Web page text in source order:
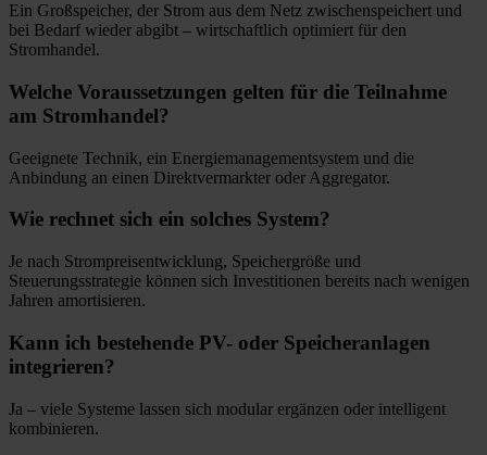
Ein Großspeicher, der Strom aus dem Netz zwischenspeichert und
bei Bedarf wieder abgibt – wirtschaftlich optimiert für den
Stromhandel.
Welche Voraussetzungen gelten für die Teilnahme
am Stromhandel?
Geeignete Technik, ein Energiemanagementsystem und die
Anbindung an einen Direktvermarkter oder Aggregator.
Wie rechnet sich ein solches System?
Je nach Strompreisentwicklung, Speichergröße und
Steuerungsstrategie können sich Investitionen bereits nach wenigen
Jahren amortisieren.
Kann ich bestehende PV- oder Speicheranlagen
integrieren?
Ja – viele Systeme lassen sich modular ergänzen oder intelligent
kombinieren.